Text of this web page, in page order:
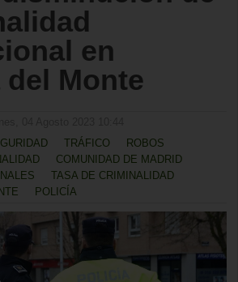
en
Monte
TRÁFICO
ROBOS
COMUNIDAD DE MADRID
TASA DE CRIMINALIDAD
POLICÍA